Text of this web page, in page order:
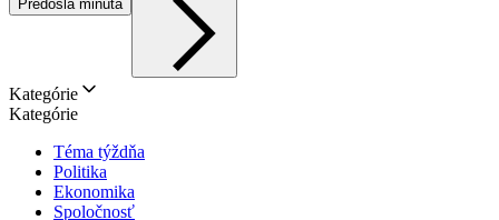
Predošlá minúta
Kategórie
Kategórie
Téma týždňa
Politika
Ekonomika
Spoločnosť